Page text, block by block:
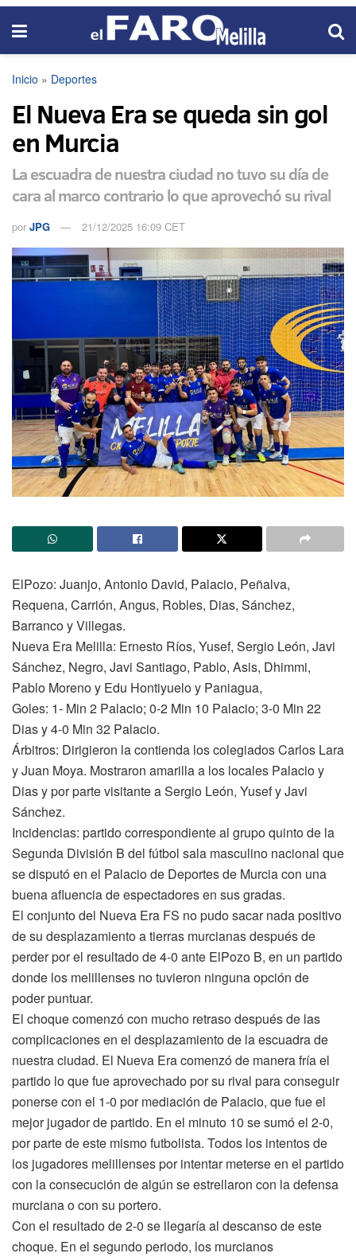
Inicio » Deportes
El Nueva Era se queda sin gol
en Murcia
La escuadra de nuestra ciudad no tuvo su día de
cara al marco contrario lo que aprovechó su rival
por JPG 21/12/2025 16:09 CET
ElPozo: Juanjo, Antonio David, Palacio, Peñalva,
Requena, Carrión, Angus, Robles, Dias, Sánchez,
Barranco y Villegas.
Nueva Era Melilla: Ernesto Ríos, Yusef, Sergio León, Javi
Sánchez, Negro, Javi Santiago, Pablo, Asis, Dhimmi,
Pablo Moreno y Edu Hontiyuelo y Paniagua,
Goles: 1- Min 2 Palacio; 0-2 Min 10 Palacio; 3-0 Min 22
Dias y 4-0 Min 32 Palacio.
Árbitros: Dirigieron la contienda los colegiados Carlos Lara
y Juan Moya. Mostraron amarilla a los locales Palacio y
Dias y por parte visitante a Sergio León, Yusef y Javi
Sánchez.
Incidencias: partido correspondiente al grupo quinto de la
Segunda División B del fútbol sala masculino nacional que
se disputó en el Palacio de Deportes de Murcia con una
buena afluencia de espectadores en sus gradas.
El conjunto del Nueva Era FS no pudo sacar nada positivo
de su desplazamiento a tierras murcianas después de
perder por el resultado de 4-0 ante ElPozo B, en un partido
donde los melillenses no tuvieron ninguna opción de
poder puntuar.
El choque comenzó con mucho retraso después de las
complicaciones en el desplazamiento de la escuadra de
nuestra ciudad. El Nueva Era comenzó de manera fría el
partido lo que fue aprovechado por su rival para conseguir
ponerse con el 1-0 por mediación de Palacio, que fue el
mejor jugador de partido. En el minuto 10 se sumó el 2-0,
por parte de este mismo futbolista. Todos los intentos de
los jugadores melillenses por intentar meterse en el partido
con la consecución de algún se estrellaron con la defensa
murciana o con su portero.
Con el resultado de 2-0 se llegaría al descanso de este
choque. En el segundo periodo, los murcianos